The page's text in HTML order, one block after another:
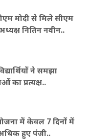
मोदी से मिले सीएम
नितिन नवीन..
ने समझा
का प्रत्यक्ष..
में केवल 7 दिनों में
हुए पंजी..